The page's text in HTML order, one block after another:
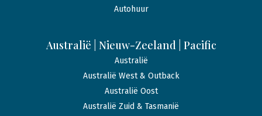
Autohuur
Australië | Nieuw-Zeeland | Pacific
Australië
Australië West & Outback
Australië Oost
Australië Zuid & Tasmanië